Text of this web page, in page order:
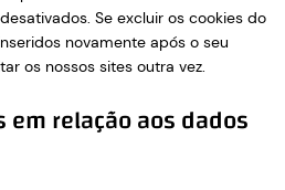
Se excluir os cookies do
novamente após o seu
os nossos sites outra vez.
relação aos dados